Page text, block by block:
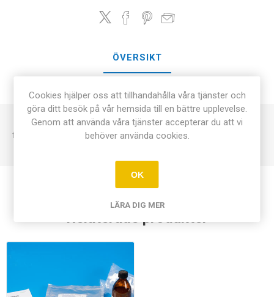
ÖVERSIKT
för att skapa den syrefria miljön för bakterierna vid odling.
Relaterade produkter
Cookies hjälper oss att tillhandahålla våra tjänster och
göra ditt besök på vår hemsida till en bättre upplevelse.
Genom att använda våra tjänster accepterar du att vi
behöver använda cookies.
OK
LÄRA DIG MER